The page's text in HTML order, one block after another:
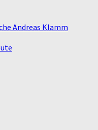
Andreas Klamm